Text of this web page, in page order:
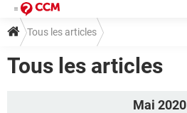
Tous les articles
Tous les articles
Mai 2020